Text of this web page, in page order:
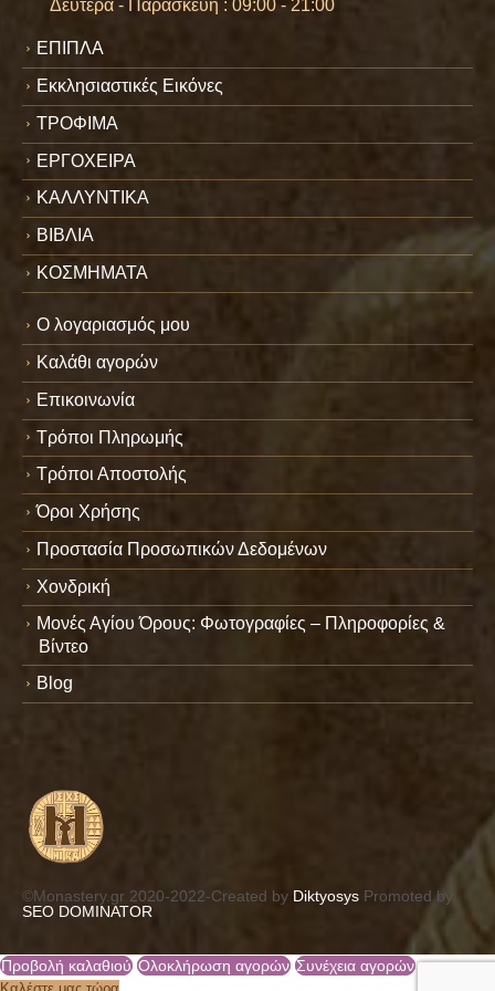
Δευτέρα - Παρασκευή : 09:00 - 21:00
ΕΠΙΠΛΑ
Εκκλησιαστικές Εικόνες
ΤΡΟΦΙΜΑ
ΕΡΓΟΧΕΙΡΑ
ΚΑΛΛΥΝΤΙΚΑ
ΒΙΒΛΙΑ
ΚΟΣΜΗΜΑΤΑ
Ο λογαριασμός μου
Καλάθι αγορών
Επικοινωνία
Τρόποι Πληρωμής
Τρόποι Αποστολής
Όροι Χρήσης
Προστασία Προσωπικών Δεδομένων
Χονδρική
Μονές Αγίου Όρους: Φωτογραφίες – Πληροφορίες &
Βίντεο
Blog
©Monastery.gr 2020-2022-Created by Diktyosys Promoted by
SEO DOMINATOR
Προβολή καλαθιού Ολοκλήρωση αγορών Συνέχεια αγορών